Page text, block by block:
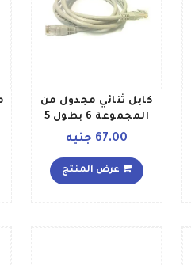
كابل ثنائي مجدول من
المجموعة 6 بطول 5
67.00 جنيه
عرض المنتج